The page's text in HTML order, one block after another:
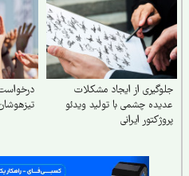
از ایجاد مشکلات
چشمی با تولید ویدئو
ایرانی
درخواست
تیزهوشان و